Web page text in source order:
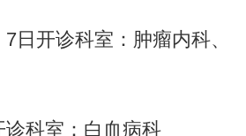
日开诊科室：肿瘤内科、
诊科室：白血病科